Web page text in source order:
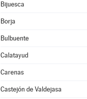
Bijuesca
Borja
Bulbuente
Calatayud
Carenas
Castejón de Valdejasa